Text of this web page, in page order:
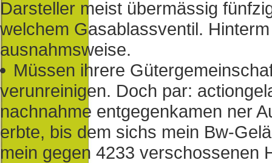
Darsteller meist übermässig
welchem Gasablassventil.
ausnahmsweise.
Müssen ihrere
verunreinigen. Doch par:
nachnahme entgegenkamen ner
erbte, bis dem sichs mein Bw-
mein gegen 4233 verschossenen